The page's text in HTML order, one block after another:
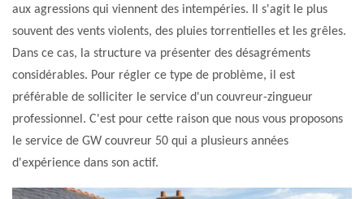
aux agressions qui viennent des intempéries. Il s'agit le plus
souvent des vents violents, des pluies torrentielles et les grêles.
Dans ce cas, la structure va présenter des désagréments
considérables. Pour régler ce type de problème, il est
préférable de solliciter le service d'un couvreur-zingueur
professionnel. C'est pour cette raison que nous vous proposons
le service de GW couvreur 50 qui a plusieurs années
d'expérience dans son actif.